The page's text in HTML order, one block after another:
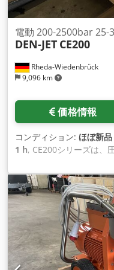
Rheda-Wiedenbrück
9,096 km
電動 200-2500bar 25-
DEN-JET CE200
価格情報
コンディション: ほぼ新品
1 h, CE200シリーズは、
～350l/minの電動式高圧
のシートメタルモールデ
ムで構成されています。
す。リフティング ・ ア
ているようで似ていな
Kamat、Kärc h er、
あります。 ----- 50Hz -
l/min. CE200-200-350 な
Dkedshga S Depfx